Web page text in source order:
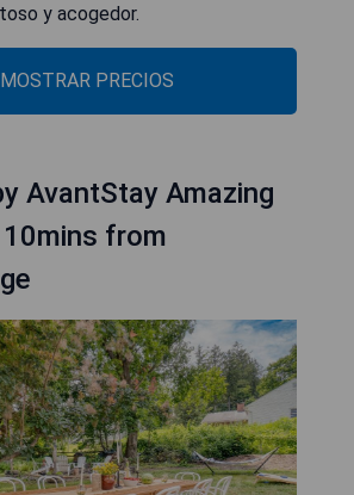
y acogedor.
MOSTRAR PRECIOS
AvantStay Amazing
from